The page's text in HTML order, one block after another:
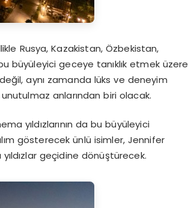
Rusya, Kazakistan, Özbekistan,
büyüleyici geceye tanıklık etmek üzere
aynı zamanda lüks ve deneyim
unutulmaz anlarından biri olacak.
yıldızlarının da bu büyüleyici
gösterecek ünlü isimler, Jennifer
yıldızlar geçidine dönüştürecek.